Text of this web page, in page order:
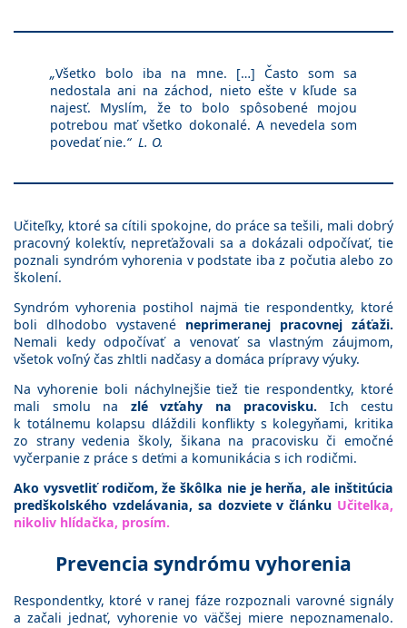
„Všetko bolo iba na mne. […] Často som sa
nedostala ani na záchod, nieto ešte v kľude sa
najesť. Myslím, že to bolo spôsobené mojou
potrebou mať všetko dokonalé. A nevedela som
povedať nie.“ L. O.
Učiteľky, ktoré sa cítili spokojne, do práce sa tešili, mali dobrý
pracovný kolektív, nepreťažovali sa a dokázali odpočívať, tie
poznali syndróm vyhorenia v podstate iba z počutia alebo zo
školení.
Syndróm vyhorenia postihol najmä tie respondentky, ktoré
boli dlhodobo vystavené neprimeranej pracovnej záťaži.
Nemali kedy odpočívať a venovať sa vlastným záujmom,
všetok voľný čas zhltli nadčasy a domáca prípravy výuky.
Na vyhorenie boli náchylnejšie tiež tie respondentky, ktoré
mali smolu na zlé vzťahy na pracovisku. Ich cestu
k totálnemu kolapsu dláždili konflikty s kolegyňami, kritika
zo strany vedenia školy, šikana na pracovisku či emočné
vyčerpanie z práce s deťmi a komunikácia s ich rodičmi.
Ako vysvetliť rodičom, že škôlka nie je herňa, ale inštitúcia
predškolského vzdelávania, sa dozviete v článku Učitelka,
nikoliv hlídačka, prosím.
Prevencia syndrómu vyhorenia
Respondentky, ktoré v ranej fáze rozpoznali varovné signály
a začali jednať, vyhorenie vo väčšej miere nepoznamenalo.